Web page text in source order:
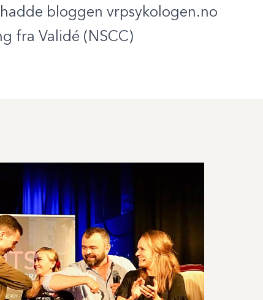
bloggen vrpsykologen.no
fra Validé (NSCC)